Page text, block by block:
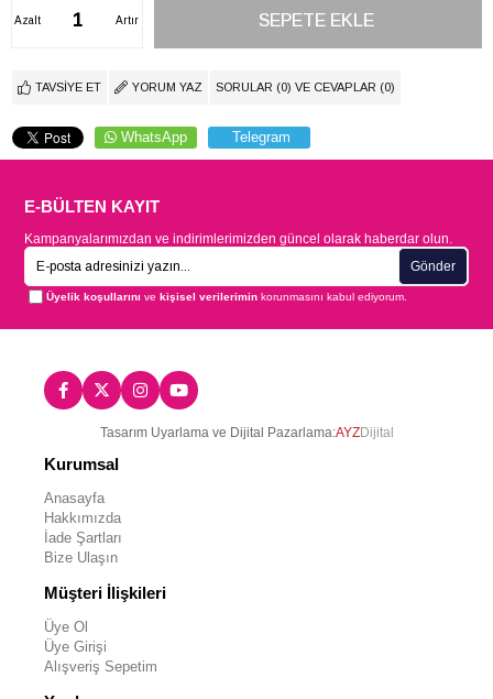
Artır
Azalt
TAVSIYE ET YORUM YAZ SORULAR (0) VE CEVAPLAR (0)
WhatsApp Telegram
E-BÜLTEN KAYIT
Kampanyalarımızdan ve indirimlerimizden güncel olarak haberdar olun.
Gönder
Üyelik koşullarını vekişisel verilerimin korunmasını kabul ediyorum.
Tasarım Uyarlama ve Dijital Pazarlama:AYZDijital
Kurumsal
Anasayfa
Hakkımızda
İade Şartları
Bize Ulaşın
Müşteri İlişkileri
Üye Ol
Üye Girişi
Alışveriş Sepetim